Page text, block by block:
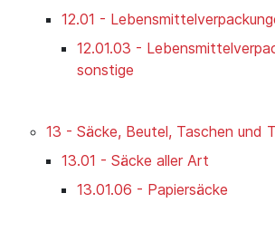
12.01 -
12.01.03 -
sonstige
13 - Säcke, Beutel, Taschen und
13.01 - Säcke aller Art
13.01.06 - Papiersäcke